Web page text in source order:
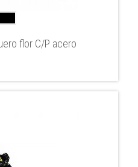
flor C/P acero